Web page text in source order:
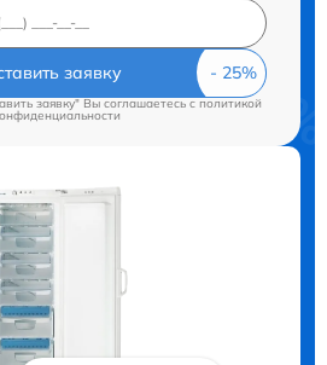
заявку
заявку" Вы соглашаетесь cполитикой